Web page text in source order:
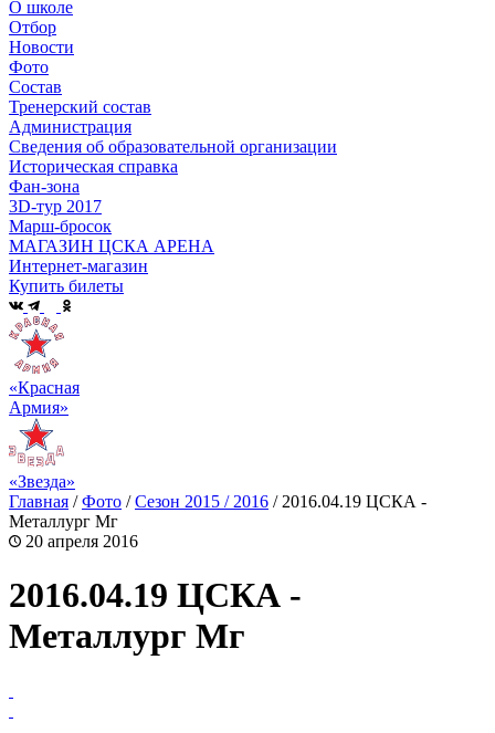
О школе
Отбор
Новости
Фото
Состав
Тренерский состав
Администрация
Сведения об образовательной организации
Историческая справка
Фан-зона
3D-тур 2017
Марш-бросок
МАГАЗИН ЦСКА АРЕНА
Интернет-магазин
Купить билеты
«Красная
Армия»
«Звезда»
Главная /Фото /Сезон 2015 / 2016 / 2016.04.19 ЦСКА -
Металлург Мг
20 апреля 2016
2016.04.19 ЦСКА -
Металлург Мг